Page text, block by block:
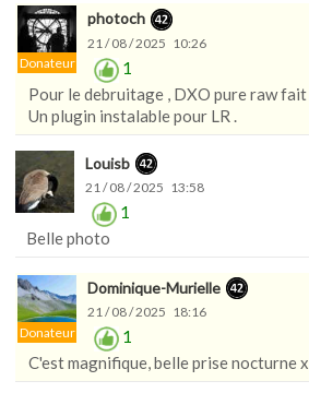
Donateur
photoch
21 / 08 / 2025 10:26
1
Pour le debruitage , DXO pure raw fait
Un plugin instalable pour LR .
Louisb
21 / 08 / 2025 13:58
1
Belle photo
Donateur
Dominique-Murielle
21 / 08 / 2025 18:16
1
C'est magnifique, belle prise nocturne